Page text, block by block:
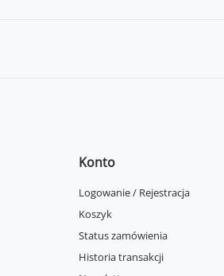
Konto
Logowanie / Rejestracja
Koszyk
Status zamówienia
Historia transakcji